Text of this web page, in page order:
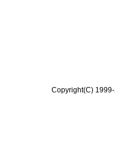
Copyright(C)